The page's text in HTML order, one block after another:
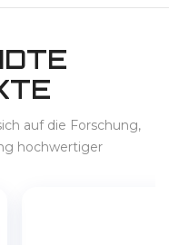
auf die Forschung,
hochwertiger